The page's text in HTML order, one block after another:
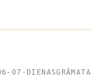
07 · DIENASGRĀMATA